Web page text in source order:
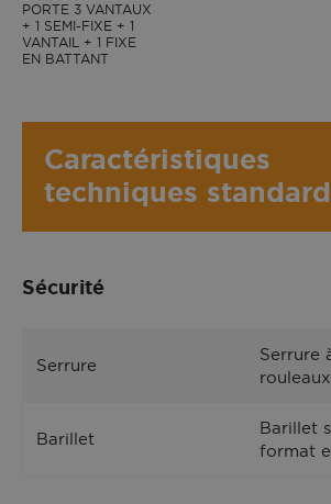
CARASSIN face extérieure, couleur
PORTE 3 VANTAUX
+ 1 SEMI-FIXE + 1
VANTAIL + 1 FIXE
EN BATTANT
Caractéristiques
techniques
Sécurité
Serrure
Serrure
Barillet
Barillet
format